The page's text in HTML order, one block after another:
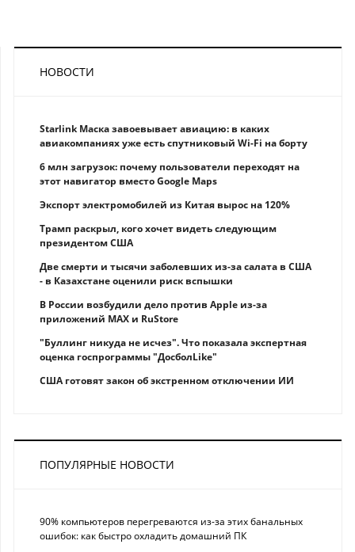
НОВОСТИ
Starlink Маска завоевывает авиацию: в каких
авиакомпаниях уже есть спутниковый Wi-Fi на борту
6 млн загрузок: почему пользователи переходят на
этот навигатор вместо Google Maps
Экспорт электромобилей из Китая вырос на 120%
Трамп раскрыл, кого хочет видеть следующим
президентом США
Две смерти и тысячи заболевших из-за салата в США
- в Казахстане оценили риск вспышки
В России возбудили дело против Apple из-за
приложений MAX и RuStore
"Буллинг никуда не исчез". Что показала экспертная
оценка госпрограммы "ДосболLike"
США готовят закон об экстренном отключении ИИ
ПОПУЛЯРНЫЕ НОВОСТИ
90% компьютеров перегреваются из-за этих банальных
ошибок: как быстро охладить домашний ПК